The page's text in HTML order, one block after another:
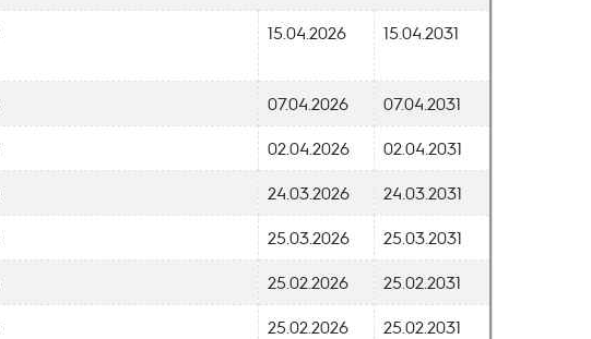
15.04.2026 15.04.2031
07.04.2026
07.04.2031
02.04.2026
02.04.2031
24.03.2026
24.03.2031
25.03.2026
25.03.2031
25.02.2026
25.02.2031
25.02.2026
25.02.2031